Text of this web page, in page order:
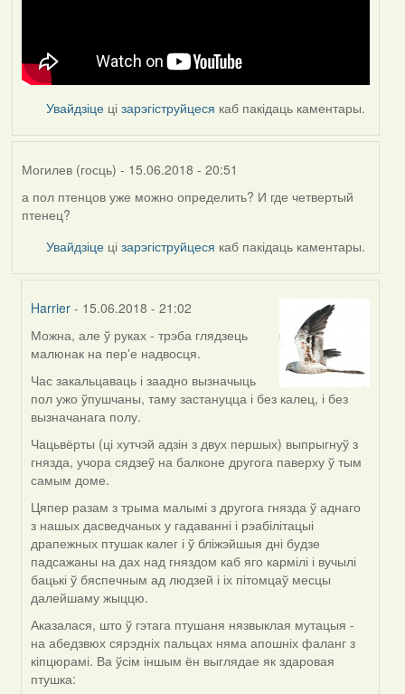
Увайдзіце цізарэгіструйцеся каб пакідаць каментары.
Могилев (госць) - 15.06.2018 - 20:51
а пол птенцов уже можно определить? И где четвертый
птенец?
Увайдзіце цізарэгіструйцеся каб пакідаць каментары.
Harrier - 15.06.2018 - 21:02
In
reply
to
by
Могилев
Можна, але ў руках - трэба глядзець
малюнак на пер'е надвосця.
Час закальцаваць і заадно вызначыць
пол ужо ўпушчаны, таму застануцца і без калец, і без
вызначанага полу.
Чацьвёрты (ці хутчэй адзін з двух першых) выпрыгнуў з
гнязда, учора сядзеў на балконе другога паверху ў тым
самым доме.
Цяпер разам з трыма малымі з другога гнязда ў аднаго
з нашых дасведчаных у гадаванні і рэабілітацыі
драпежных птушак калег і ў бліжэйшыя дні будзе
падсажаны на дах над гняздом каб яго кармілі і вучылі
бацькі ў бяспечным ад людзей і іх пітомцаў месцы
далейшаму жыццю.
Аказалася, што ў гэтага птушаня нязвыклая мутацыя -
на абедзвюх сярэдніх пальцах няма апошніх фаланг з
кіпцюрамі. Ва ўсім іншым ён выглядае як здаровая
птушка: